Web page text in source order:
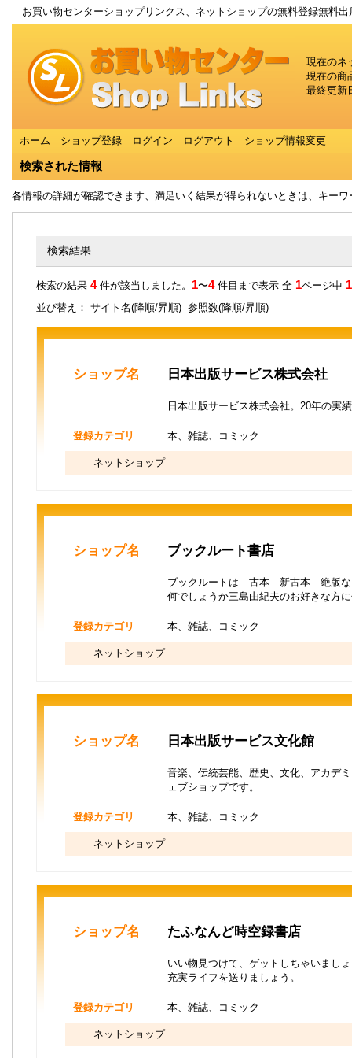
お買い物センターショップリンクス、ネットショップの無料登録無料
現在のネ
現在の商
最終更新
ホーム ショップ登録 ログイン ログアウト ショップ情報変更
検索された情報
各情報の詳細が確認できます、満足いく結果が得られないときは、キー
検索結果
検索の結果 4件が該当しました。 1〜4件目まで表示 全 1ページ中 1
並び替え： サイト名(降順/昇順) 参照数(降順/昇順)
ショップ名 日本出版サービス株式会社
日本出版サービス株式会社。20年の実
登録カテゴリ 本、雑誌、コミック
ネットショップ
ショップ名 ブックルート書店
ブックルートは 古本 新古本 絶版な
何でしょうか三島由紀夫のお好きな方
登録カテゴリ 本、雑誌、コミック
ネットショップ
ショップ名 日本出版サービス文化館
音楽、伝統芸能、歴史、文化、アカデ
ェブショップです。
登録カテゴリ 本、雑誌、コミック
ネットショップ
ショップ名 たふなんど時空録書店
いい物見つけて、ゲットしちゃいまし
充実ライフを送りましょう。
登録カテゴリ 本、雑誌、コミック
ネットショップ